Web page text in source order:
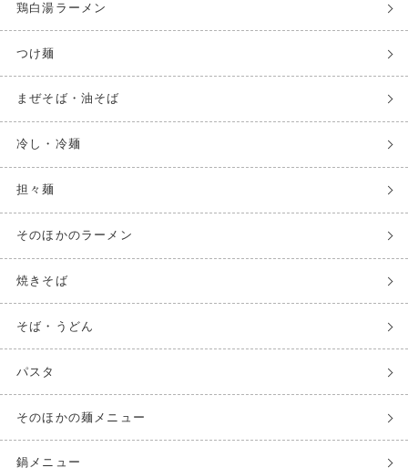
鶏白湯ラーメン
つけ麺
まぜそば・油そば
冷し・冷麺
担々麺
そのほかのラーメン
焼きそば
そば・うどん
パスタ
そのほかの麺メニュー
鍋メニュー